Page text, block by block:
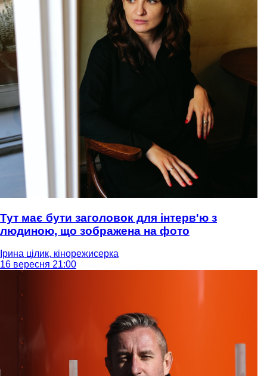
Тут має бути заголовок для інтерв'ю з
людиною, що зображена на фото
Ірина цілик, кінорежисерка
16 вересня 21:00